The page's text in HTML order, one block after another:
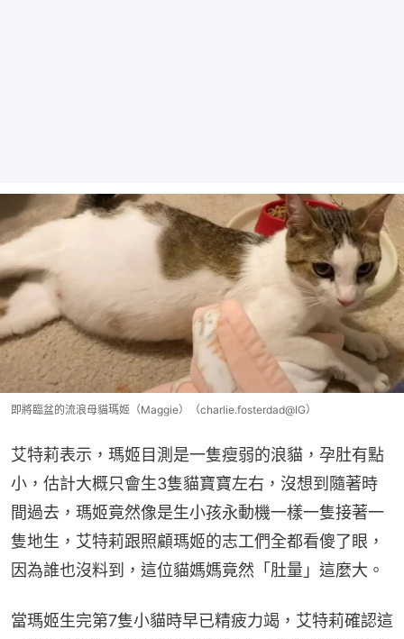
即將臨盆的流浪母貓瑪姬（Maggie）（charlie.fosterdad@IG）
艾特莉表示，瑪姬目測是一隻瘦弱的浪貓，孕肚有點
小，估計大概只會生3隻貓寶寶左右，沒想到隨著時
間過去，瑪姬竟然像是生小孩永動機一樣一隻接著一
隻地生，艾特莉跟照顧瑪姬的志工們全都看傻了眼，
因為誰也沒料到，這位貓媽媽竟然「肚量」這麼大。
當瑪姬生完第7隻小貓時早已精疲力竭，艾特莉確認這